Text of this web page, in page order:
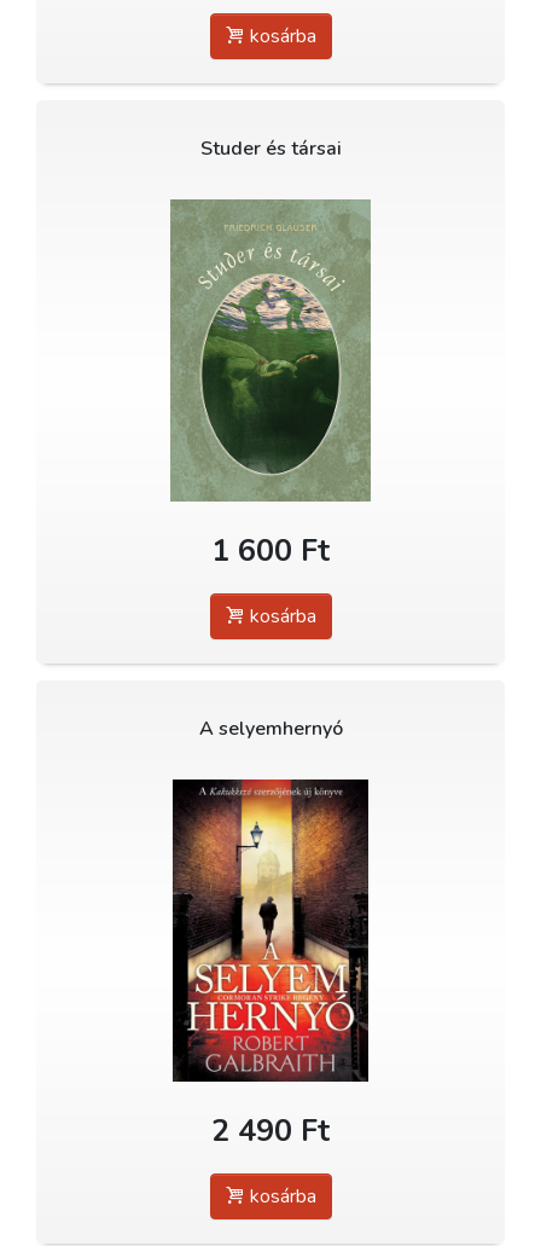
kosárba
Studer és társai
1 600 Ft
kosárba
A selyemhernyó
2 490 Ft
kosárba